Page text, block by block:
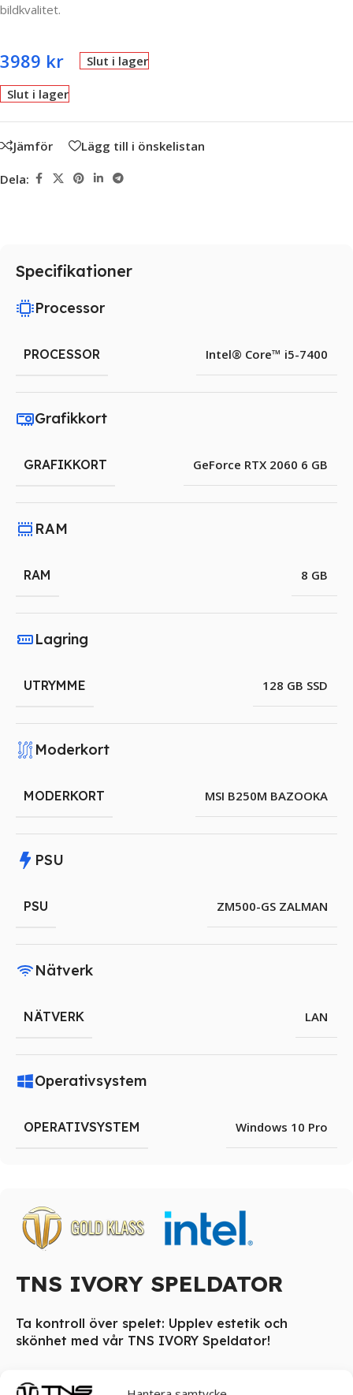
bildkvalitet.
3989 kr Slut i lager
Slut i lager
Jämför Lägg till i önskelistan
Dela:
TNS IVORY SPELDATOR
Ta kontroll över spelet: Upplev estetik och
skönhet med vår TNS IVORY Speldator!
Specifikationer
Processor
PROCESSOR Intel® Core™ i5-7400
Grafikkort
GRAFIKKORT GeForce RTX 2060 6 GB
RAM
RAM 8 GB
Lagring
UTRYMME 128 GB SSD
Moderkort
MODERKORT MSI B250M BAZOOKA
PSU
PSU ZM500-GS ZALMAN
Nätverk
NÄTVERK LAN
Operativsystem
OPERATIVSYSTEM Windows 10 Pro